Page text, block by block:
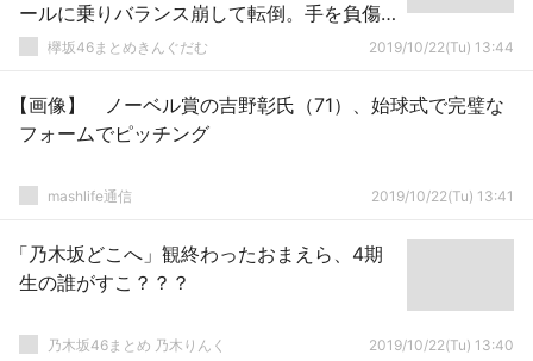
ールに乗りバランス崩して転倒。手を負傷
したことが判明【SCHOOL OF LOCK!】
欅坂46まとめきんぐだむ 2019/10/22(Tu) 13:44
【画像】 ノーベル賞の吉野彰氏（71）、始球式で完璧な
フォームでピッチング
mashlife通信 2019/10/22(Tu) 13:41
「乃木坂どこへ」観終わったおまえら、4期
生の誰がすこ？？？
乃木坂46まとめ 乃木りんく 2019/10/22(Tu) 13:40